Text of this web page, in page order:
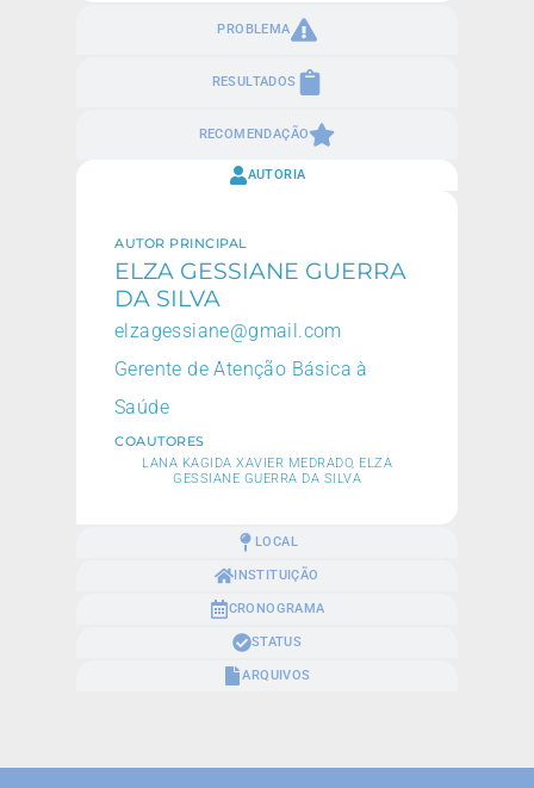
PROBLEMA
RESULTADOS
RECOMENDAÇÃO
AUTORIA
LOCAL
INSTITUIÇÃO
CRONOGRAMA
STATUS
ARQUIVOS
AUTOR PRINCIPAL
ELZA GESSIANE GUERRA
DA SILVA
elzagessiane@gmail.com
Gerente de Atenção Básica à
Saúde
COAUTORES
LANA KAGIDA XAVIER MEDRADO, ELZA
GESSIANE GUERRA DA SILVA